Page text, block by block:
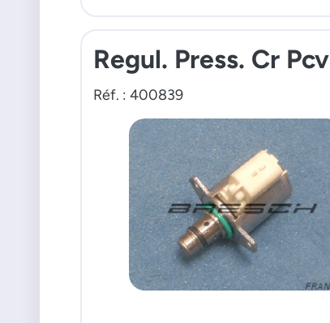
Regul. Press. Cr Pcv
Réf. : 400839